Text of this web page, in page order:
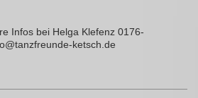
Infos bei Helga Klefenz 0176-
ketsch.de